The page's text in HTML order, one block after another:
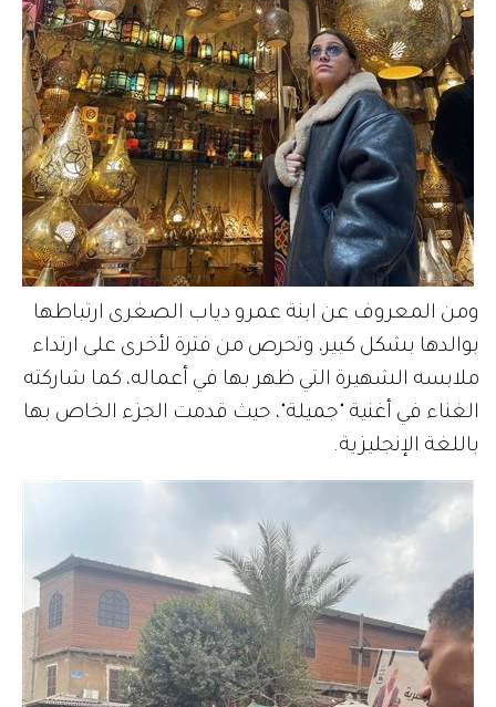
ومن المعروف عن ابنة عمرو دياب الصغرى ارتباطها
بوالدها بشكل كبير، وتحرص من فترة لأخرى على ارتداء
ملابسه الشهيرة التي ظهر بها في أعماله، كما شاركته
الغناء في أغنية "جميلة"، حيث قدمت الجزء الخاص بها
باللغة الإنجليزية.